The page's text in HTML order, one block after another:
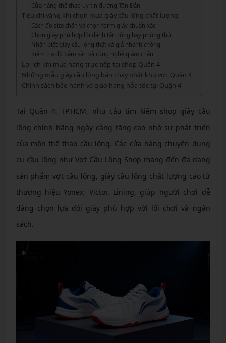
Cửa hàng thể thao uy tín đường Tôn Đản
Tiêu chí vàng khi chọn mua giày cầu lông chất lượng
Cách đo size chân và chọn form giày chuẩn xác
Chọn giày phù hợp lối đánh tấn công hay phòng thủ
Nhận biết giày cầu lông thật và giả nhanh chóng
Kiểm tra độ bám sân và công nghệ giảm chấn
Lợi ích khi mua hàng trực tiếp tại shop Quận 4
Những mẫu giày cầu lông bán chạy nhất khu vực Quận 4
Chính sách bảo hành và giao hàng hỏa tốc tại Quận 4
Tại Quận 4, TP.HCM, nhu cầu tìm kiếm shop giày cầu
lông chính hãng ngày càng tăng cao nhờ sự phát triển
của môn thể thao cầu lông. Các cửa hàng chuyên dụng
cụ cầu lông như Vợt Cầu Lông Shop mang đến đa dạng
sản phẩm vợt cầu lông, giày cầu lông chất lượng cao từ
thương hiệu Yonex, Victor, Lining, giúp người chơi dễ
dàng chọn lựa đôi giày phù hợp với lối chơi và ngân
sách.